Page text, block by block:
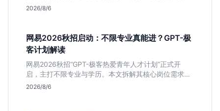
深度解析管培生项目，明确文商科主攻品牌营销、理工
2026/8/6
网易2026秋招启动：不限专业真能进？GPT-极
客计划解读
网易2026秋招“GPT-极客热爱青年人才计划”正式开
启，主打不限专业与学历。本文拆解其核心岗位需求
（技术研发、游戏策划、算法），分析非科班同学的投
2026/8/6